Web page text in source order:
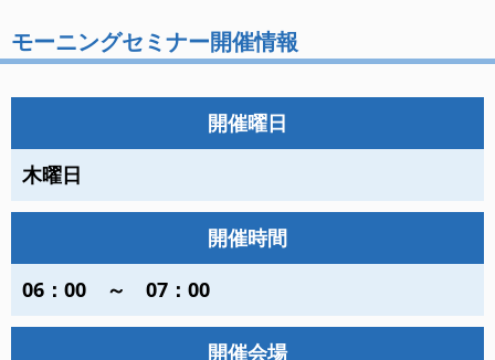
モーニングセミナー開催情報
開催曜日
木曜日
開催時間
06：00 ～ 07：00
開催会場